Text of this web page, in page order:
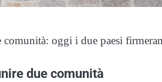
oggi i due paesi
due comunità